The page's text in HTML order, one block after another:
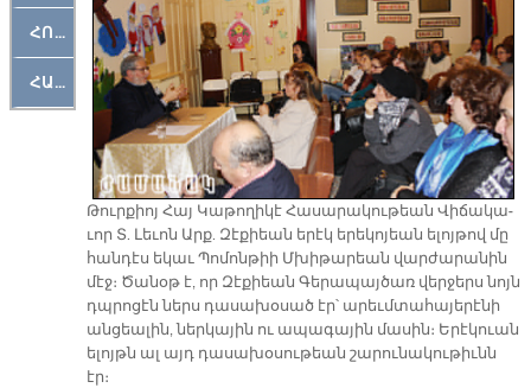
ՀՈԳԵՄՏԱՒՈՐ
ՀԱՐԹԱԿ
Թուր­քիոյ Հայ Կա­թո­ղի­կէ Հա­սա­րա­կու­թեան Վի­ճա­կա­
ւոր Տ. Լե­ւոն Արք. Զէ­քիեան ե­րէկ ե­րե­կո­յեան ե­լոյ­թով մը
հան­դէս ե­կաւ Պո­մոն­թիի Մխի­թա­րեան վար­ժա­րա­նին
մէջ։ Ծա­նօթ է, որ Զէ­քիեան Գե­րա­պայ­ծառ վեր­ջերս նոյն
դպրո­ցէն ներս դա­սա­խօ­սած էր՝ ա­րեւմտա­հա­յե­րէ­նի
ան­ցեա­լին, ներ­կա­յին ու ա­պա­գա­յին մա­սին։ Ե­րէ­կուան
ե­լոյթն ալ այդ դա­սա­խօ­սու­թեան շա­րու­նա­կու­թիւնն
էր։